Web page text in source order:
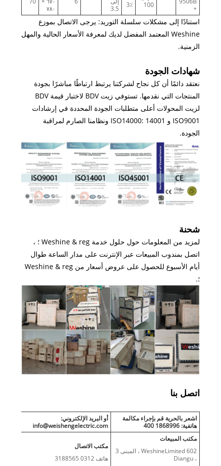
+
100
3٪
3.5
٧٨٠
استنادًا إلى مشكلات سلسلة التوريد: يرجى الاتصال بموزع
Weshine المعتمد المفضل لديك لمعرفة الأسعار الحالية والمهل
الزمنية.
شهادات الجودة
نعتقد دائمًا أن كل نجاح لشركتنا يرتبط ارتباطًا مباشرًا بجودة
المنتجات التي نقدمها. تستوفي زيت BDV لاختبار قيمة BDV
لزيت المحولات أعلى متطلبات الجودة المحددة في إرشادات
ISO9001 و ISO14000: 14001 ونظامنا الصارم لمراقبة
الجودة.
شحنة
لمزيد من المعلومات حول حلول خدمة Weshine & reg ؛ ،
اتصل بمندوب المبيعات عبر الإنترنت على مدار الساعة طوال
أيام الأسبوع للحصول على عروض أسعار من Weshine & reg
؛.
اتصل بنا
اشعر بالحرية قم بإجراء مكالمة
هاتفية: 1868996 400
أو البريد الإلكتروني:
info@weishengelectric.com
مكتب المبيعات
WeshineLimited 602 ، المبنى 3
، Diangu
مكتب الاتصال
هاتف 0312 3188565